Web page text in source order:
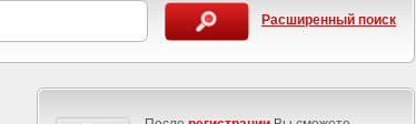
Расширенный поиск